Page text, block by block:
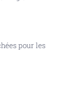
pour les